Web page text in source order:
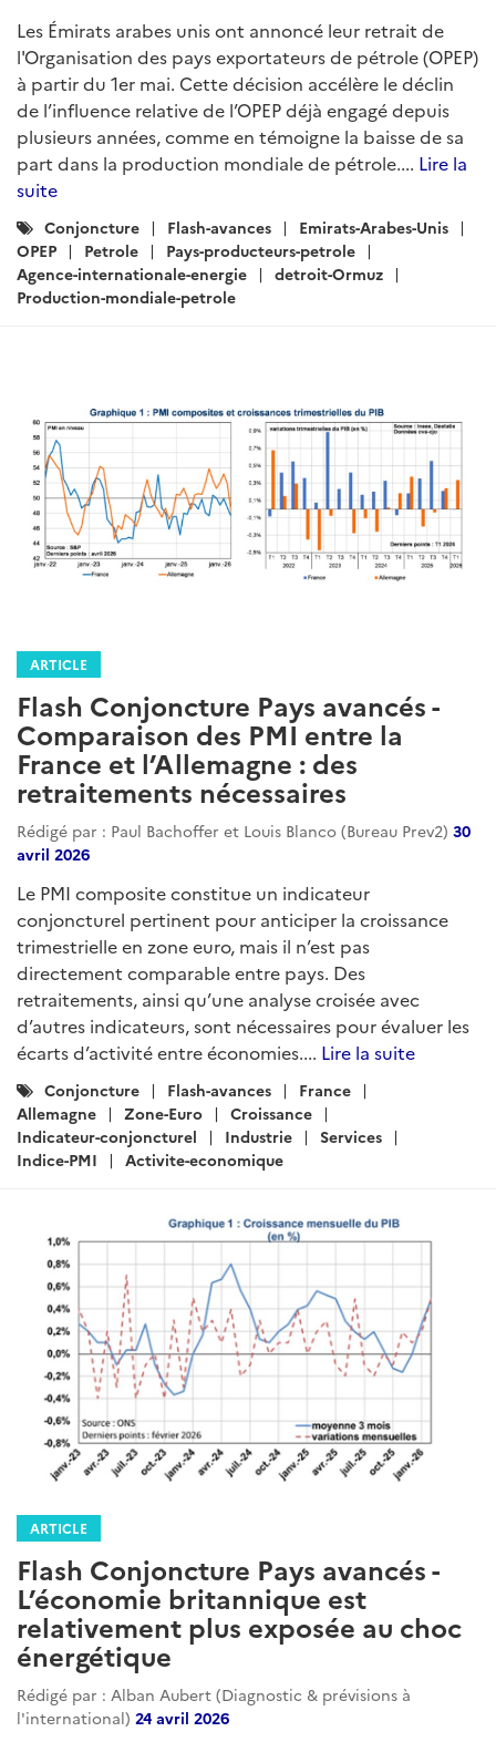
Les Émirats arabes unis ont annoncé leur retrait de
l'Organisation des pays exportateurs de pétrole (OPEP)
à partir du 1er mai. Cette décision accélère le déclin
de l’influence relative de l’OPEP déjà engagé depuis
plusieurs années, comme en témoigne la baisse de sa
part dans la production mondiale de pétrole.... Lire la
suite
Catégories
:
Conjoncture Flash-avances
Emirats-Arabes-Unis
OPEP
Petrole
Pays-producteurs-petrole
Agence-internationale-energie
detroit-Ormuz
Production-mondiale-petrole
ARTICLE
Flash Conjoncture Pays avancés -
Comparaison des PMI entre la
France et l’Allemagne : des
retraitements nécessaires
Rédigé par : Paul Bachoffer et Louis Blanco (Bureau Prev2) 30
avril 2026
Le PMI composite constitue un indicateur
conjoncturel pertinent pour anticiper la croissance
trimestrielle en zone euro, mais il n’est pas
directement comparable entre pays. Des
retraitements, ainsi qu’une analyse croisée avec
d’autres indicateurs, sont nécessaires pour évaluer les
écarts d’activité entre économies.... Lire la suite
Catégories
:
Conjoncture Flash-avances
France
Allemagne
Zone-Euro
Croissance
Indicateur-conjoncturel
Industrie
Services
Indice-PMI
Activite-economique
ARTICLE
Flash Conjoncture Pays avancés -
L’économie britannique est
relativement plus exposée au choc
énergétique
Rédigé par : Alban Aubert (Diagnostic & prévisions à
l'international) 24 avril 2026